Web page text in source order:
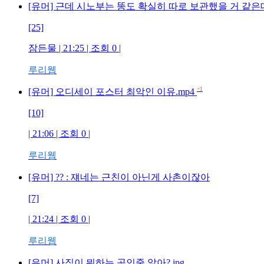
[유머] 근데 시노부는 똥도 확실히 따로 보관했을 거 같은
[25]
잠든물 | 21:25 | 조회 0 |
루리웹
[유머] 오디세이 포스터 최악인 이유.mp4 +1
[10]
| 21:06 | 조회 0 |
루리웹
[유머] ?? : 쟤네는 근친이 아닌게 사촌이잖아
[7]
| 21:24 | 조회 0 |
루리웹